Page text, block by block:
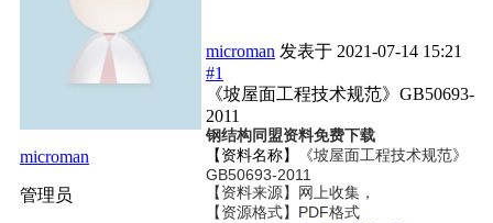
microman
管理员
microman 发表于 2021-07-14 15:21
#1
《坡屋面工程技术规范》GB50693-
2011
钢结构同盟资料免费下载
【资料名称】
《坡屋面工程技术规范》
GB50693-2011
【资料来源】网上收集，
【资源格式】PDF格式